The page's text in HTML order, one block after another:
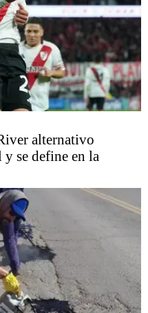
alternativo
se define en la